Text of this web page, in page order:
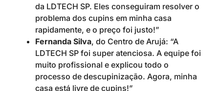
da LDTECH SP. Eles conseguiram resolver o
problema dos cupins em minha casa
rapidamente, e o preço foi justo!”
Fernanda Silva, do Centro de Arujá: “A
LDTECH SP foi super atenciosa. A equipe foi
muito profissional e explicou todo o
processo de descupinização. Agora, minha
casa está livre de cupins!”